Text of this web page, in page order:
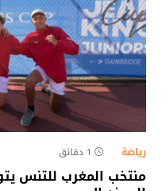
رياضة 1 دقائق
منتخب المغرب للتنس